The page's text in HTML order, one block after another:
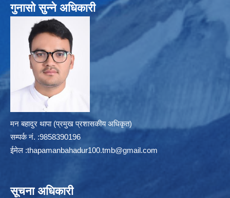
गुनासो सुन्ने अधिकारी
मन बहादुर थापा (प्रमुख प्रशासकीय अधिकृत)
सम्पर्क न‌ं. :9858390196
ईमेल :thapamanbahadur100.tmb@gmail.com
सूचना अधिकारी